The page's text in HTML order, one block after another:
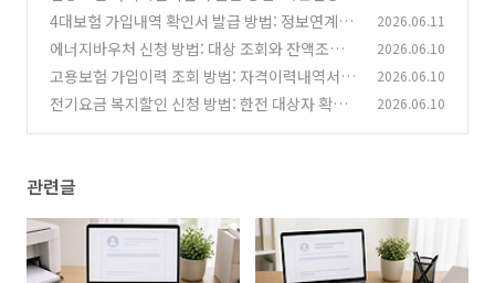
험·정부24 PDF 저장 정리
(0)
4대보험 가입내역 확인서 발급 방법: 정보연계센
터 PDF 제출 전 체크
(0)
2026.06.11
에너지바우처 신청 방법: 대상 조회와 잔액조회,
사용기간 체크
(0)
2026.06.10
고용보험 가입이력 조회 방법: 자격이력내역서
발급과 실업급여 전 체크
(0)
2026.06.10
전기요금 복지할인 신청 방법: 한전 대상자 확인
2026.06.10
관련글